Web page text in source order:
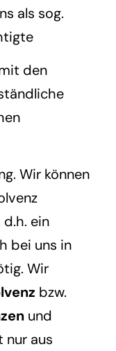
als sog.
den
Wir können
ein
bei uns in
Wir
bzw.
und
nur aus